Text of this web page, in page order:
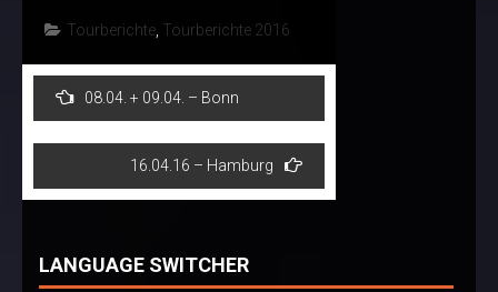
Tourberichte, Tourberichte 2016
Post
navigation
08.04. + 09.04. – Bonn
16.04.16 – Hamburg
LANGUAGE SWITCHER